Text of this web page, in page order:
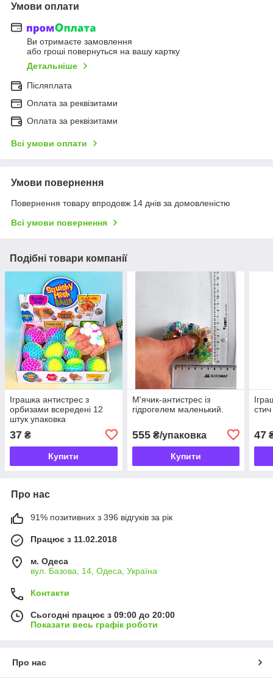
Умови оплати
Ви отримаєте замовлення
або гроші повернуться на вашу картку
Детальніше
Післяплата
Оплата за реквізитами
Оплата за реквізитами
Всі умови оплати
Умови повернення
Повернення товару впродовж 14 днів за домовленістю
Всі умови повернення
Подібні товари компанії
Іграшка антистрес з
орбизами всередені 12
штук упаковка
37 ₴
Купити
М'ячик-антистрес із
гідрогелем маленький.
555₴/упаковка
Купити
47
Про нас
91% позитивних з 396 відгуків за рік
Працює з 11.02.2018
м. Одеса
вул. Базова, 14, Одеса, Україна
Контакти
Сьогодні працює з 09:00 до 20:00
Показати весь графік роботи
Про нас